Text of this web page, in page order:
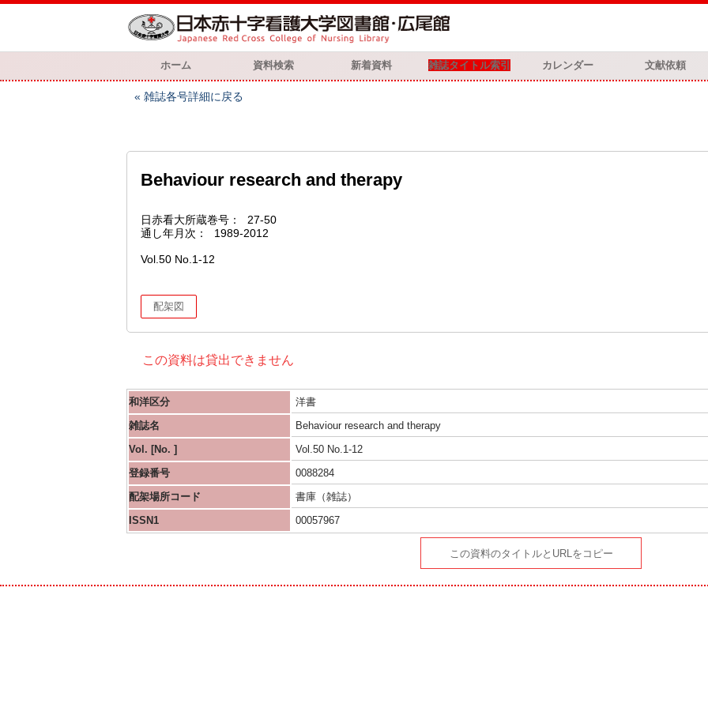
ホーム 資料検索 新着資料 雑誌タイトル索引 カレンダー 文献依頼
雑誌各号詳細に戻る
Behaviour research and therapy
日赤看大所蔵巻号
27-50
通し年月次
1989-2012
Vol.50 No.1-12
配架図
この資料は貸出できません
和洋区分
洋書
雑誌名
Behaviour research and therapy
Vol. [No. ]
Vol.50 No.1-12
登録番号
0088284
配架場所コード
書庫（雑誌）
ISSN1
00057967
この資料のタイトルとURLをコピー